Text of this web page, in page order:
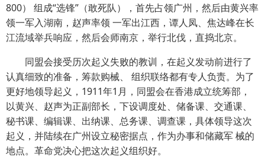
800） 组成“选锋”（敢死队），首先占领广州，然后由黄兴率
领一军入湖南，赵声率领 一军出江西，谭人凤、焦达峰在长
江流域举兵响应，然后会师南京，举行北伐，直捣北京。
同盟会接受历次起义失败的教训，在起义发动前进行了
认真细致的准备，筹款购械、 组织联络都有专人负责。为了
更好地领导起义，1911年1月，同盟会在香港成立统筹部，
以黄兴、赵声为正副部长，下设调度处、储备课、交通课、
秘书课、编辑课、出纳课、总务课、调查课，具体领导这次
起义，并陆续在广州设立秘密据点，作为办事和储藏军 械的
地点。革命党决心把这次起义组织好。